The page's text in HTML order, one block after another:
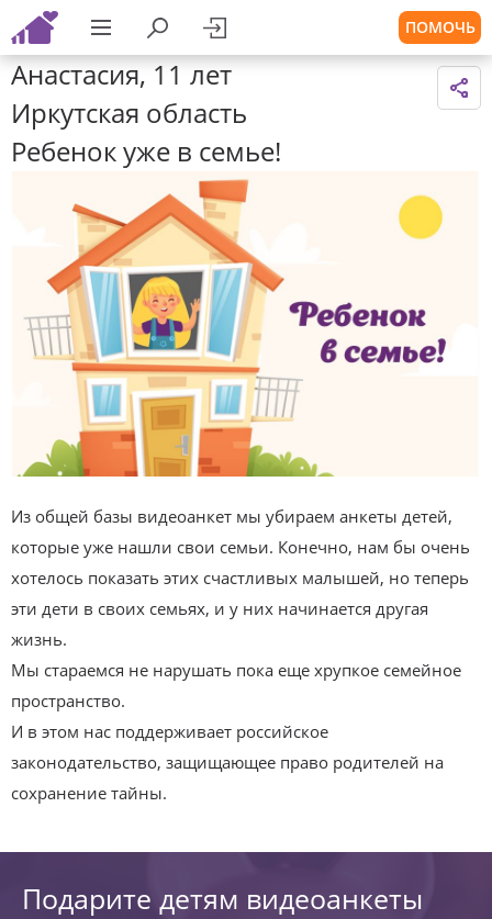
ПОМОЧЬ
Анастасия, 11 лет
Иркутская область
Ребенок уже в семье!
Из общей базы видеоанкет мы убираем анкеты детей,
которые уже нашли свои семьи. Конечно, нам бы очень
хотелось показать этих счастливых малышей, но теперь
эти дети в своих семьях, и у них начинается другая
жизнь.
Мы стараемся не нарушать пока еще хрупкое семейное
пространство.
И в этом нас поддерживает российское
законодательство, защищающее право родителей на
сохранение тайны.
Подарите детям видеоанкеты